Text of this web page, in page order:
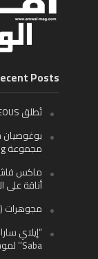
Posts
تُطلق NEOUS حذاء BERENICES الرياضي
مجموعة Kissing
ماكس
أناقة على
مجوهرات (Red Carpet) لعام 2026 من شوبارد
‘Saba’ لموسم خريف/شتاء 2026